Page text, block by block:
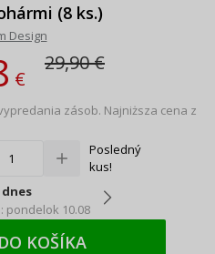
(8 ks.)
Design
€
29,90 €
zásob. Najniższa cena z
Posledný
kus!
pondelok 10.08
KOŠÍKA